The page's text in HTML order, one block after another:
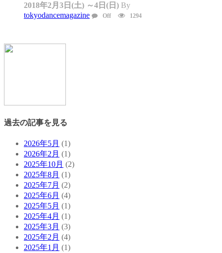
2018年2月3日(土) ～4日(日) By
tokyodancemagazine
Off 1294
過去の記事を見る
2026年5月 (1)
2026年2月 (1)
2025年10月 (2)
2025年8月 (1)
2025年7月 (2)
2025年6月 (4)
2025年5月 (1)
2025年4月 (1)
2025年3月 (3)
2025年2月 (4)
2025年1月 (1)